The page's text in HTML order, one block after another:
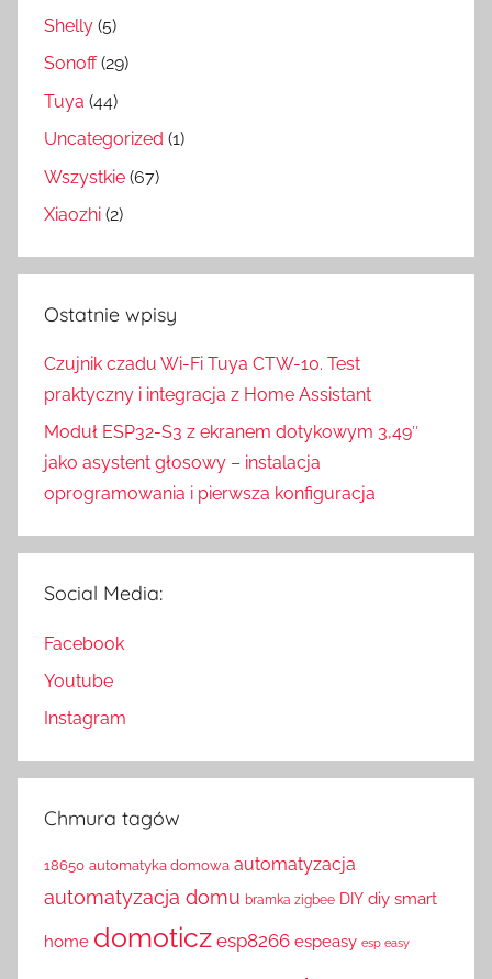
Shelly (5)
Sonoff(29)
Tuya (44)
Uncategorized (1)
Wszystkie (67)
Xiaozhi (2)
Ostatnie wpisy
Czujnik czadu Wi-Fi Tuya CTW-10. Test
praktyczny i integracja z Home Assistant
Moduł ESP32-S3 z ekranem dotykowym 3,49″
jako asystent głosowy – instalacja
oprogramowania i pierwsza konfiguracja
Social Media:
Facebook
Youtube
Instagram
Chmura tagów
18650 automatyka domowa automatyzacja
automatyzacja domu bramka zigbee DIY diy smart
home domoticz esp8266 espeasy esp easy